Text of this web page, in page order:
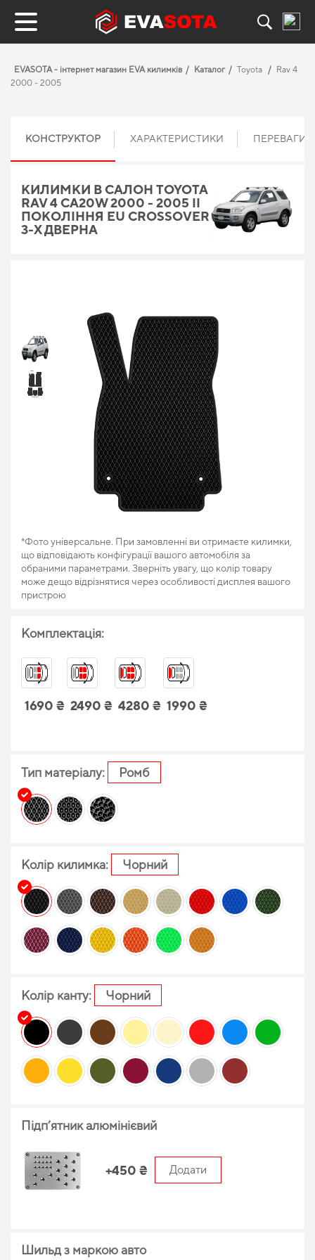
EVASOTA - інтернет магазин EVA килимків Каталог Toyota
Rav 4
2000 - 2005
КОНСТРУКТОР ХАРАКТЕРИСТИКИ ПЕРЕВАГИ
КИЛИМКИ В САЛОН TOYOTA
RAV 4 CA20W 2000 - 2005 II
ПОКОЛІННЯ EU CROSSOVER
3-Х ДВЕРНА
*Фото універсальне. При замовленні ви отримаєте килимки,
що відповідають конфігурації вашого автомобіля за
обраними параметрами. Зверніть увагу, що колір товару
може дещо відрізнятися через особливості дисплея вашого
пристрою
Комплектація:
1690 ₴ 2490 ₴ 4280 ₴ 1990 ₴
Тип матеріалу: Ромб
Колір килимка: Чорний
Колір канту: Чорний
Підп’ятник алюмінієвий
+450 ₴ Додати
Шильд з маркою авто